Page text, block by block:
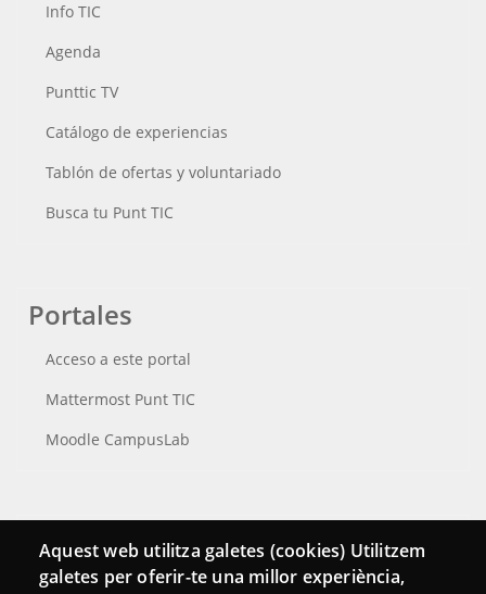
Info TIC
Agenda
Punttic TV
Catálogo de experiencias
Tablón de ofertas y voluntariado
Busca tu Punt TIC
Portales
Acceso a este portal
Mattermost Punt TIC
Moodle CampusLab
Conecta
Contacto
Aquest web utilitza galetes (cookies) Utilitzem
galetes per oferir-te una millor experiència,